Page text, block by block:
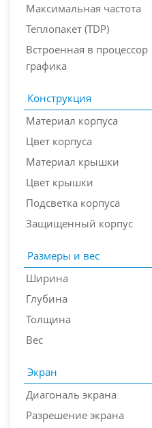
Максимальная частота
Теплопакет (TDP)
Встроенная в процессор
графика
Конструкция
Материал корпуса
Цвет корпуса
Материал крышки
Цвет крышки
Подсветка корпуса
Защищенный корпус
Размеры и вес
Ширина
Глубина
Толщина
Вес
Экран
Диагональ экрана
Разрешение экрана